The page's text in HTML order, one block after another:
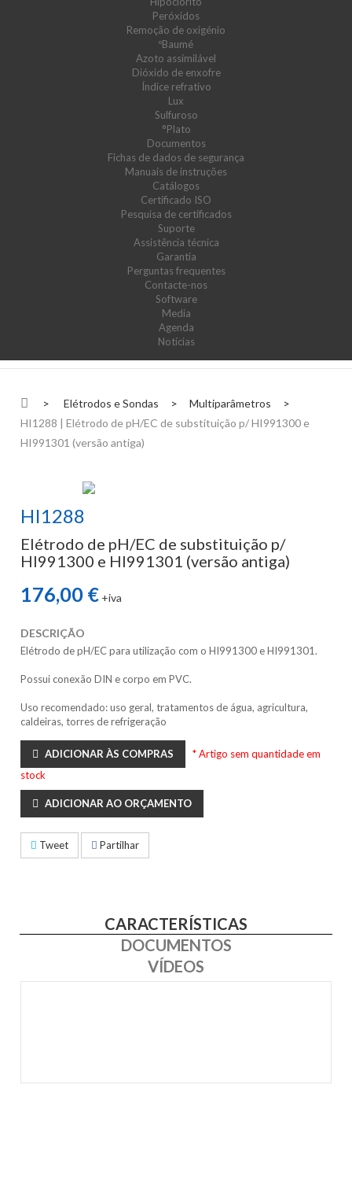
Peróxidos
Remoção de oxigénio
ºBaumé
Azoto assimilável
Dióxido de enxofre
Índice refrativo
Lux
Sulfuroso
°Plato
Documentos
Fichas de dados de segurança
Manuais de instruções
Catálogos
Certificado ISO
Pesquisa de certificados
Suporte
Assistência técnica
Garantia
Perguntas frequentes
Contacte-nos
Software
Media
Agenda
Notícias
> Elétrodos e Sondas > Multiparâmetros
>
HI1288 | Elétrodo de pH/EC de substituição p/ HI991300 e
HI991301 (versão antiga)
HI1288
Elétrodo de pH/EC de substituição p/
HI991300 e HI991301 (versão antiga)
176,00 € +iva
DESCRIÇÃO
Elétrodo de pH/EC para utilização com o HI991300 e HI991301.
Possui conexão DIN e corpo em PVC.
Uso recomendado: uso geral, tratamentos de água, agricultura,
caldeiras, torres de refrigeração
ADICIONAR ÀS COMPRAS
* Artigo sem quantidade em
stock
ADICIONAR AO ORÇAMENTO
Tweet Partilhar
CARACTERÍSTICAS
DOCUMENTOS
VÍDEOS